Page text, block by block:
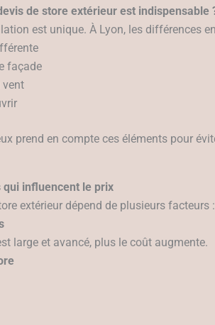
de store extérieur est indispensable
est unique. À Lyon, les différences
façade
vent
prend en compte ces éléments pour
qui influencent le prix
extérieur dépend de plusieurs facteurs :
large et avancé, plus le coût augmente.